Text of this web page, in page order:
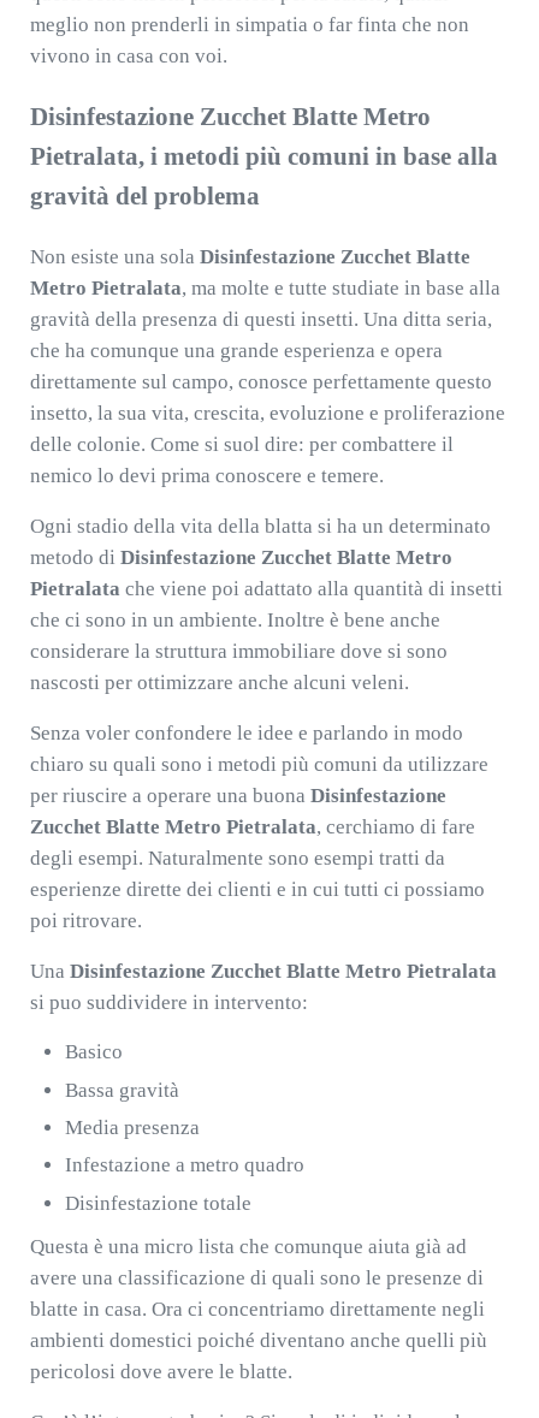
meglio non prenderli in simpatia o far finta che non
vivono in casa con voi.
Disinfestazione Zucchet Blatte Metro
Pietralata, i metodi più comuni in base alla
gravità del problema
Non esiste una sola Disinfestazione Zucchet Blatte
Metro Pietralata, ma molte e tutte studiate in base alla
gravità della presenza di questi insetti. Una ditta seria,
che ha comunque una grande esperienza e opera
direttamente sul campo, conosce perfettamente questo
insetto, la sua vita, crescita, evoluzione e proliferazione
delle colonie. Come si suol dire: per combattere il
nemico lo devi prima conoscere e temere.
Ogni stadio della vita della blatta si ha un determinato
metodo di Disinfestazione Zucchet Blatte Metro
Pietralata che viene poi adattato alla quantità di insetti
che ci sono in un ambiente. Inoltre è bene anche
considerare la struttura immobiliare dove si sono
nascosti per ottimizzare anche alcuni veleni.
Senza voler confondere le idee e parlando in modo
chiaro su quali sono i metodi più comuni da utilizzare
per riuscire a operare una buona Disinfestazione
Zucchet Blatte Metro Pietralata, cerchiamo di fare
degli esempi. Naturalmente sono esempi tratti da
esperienze dirette dei clienti e in cui tutti ci possiamo
poi ritrovare.
Una Disinfestazione Zucchet Blatte Metro Pietralata
si puo suddividere in intervento:
Basico
Bassa gravità
Media presenza
Infestazione a metro quadro
Disinfestazione totale
Questa è una micro lista che comunque aiuta già ad
avere una classificazione di quali sono le presenze di
blatte in casa. Ora ci concentriamo direttamente negli
ambienti domestici poiché diventano anche quelli più
pericolosi dove avere le blatte.